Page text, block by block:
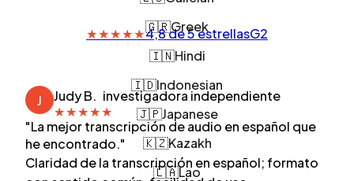
🇬🇷Greek
🇮🇳Hindi
🇮🇩Indonesian
🇯🇵Japanese
🇰🇿Kazakh
🇱🇦Lao
★★★★★4,8 de 5 estrellasG2
J Judy B. investigadora independiente
★★★★★
"La mejor transcripción de audio en español que
he encontrado."
Claridad de la transcripción en español; formato